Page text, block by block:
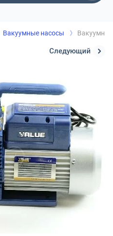
Вакуумные насосы
Следующий